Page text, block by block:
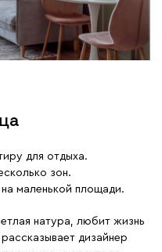
для отдыха.
зон.
маленькой площади.
натура, любит жизнь
дизайнер